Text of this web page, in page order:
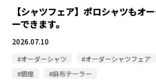
【シャツフェア】ポロシャツもオ
ーできます。
2026.07.10
#オーダーシャツ
#オーダーシャツフェア
#銀座
#麻布テーラー